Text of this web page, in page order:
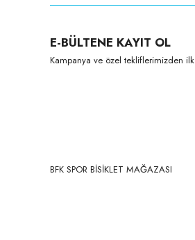
E-BÜLTENE KAYIT OL
Kampanya ve özel tekliflerimizden
BFK SPOR BİSİKLET MAĞAZASI